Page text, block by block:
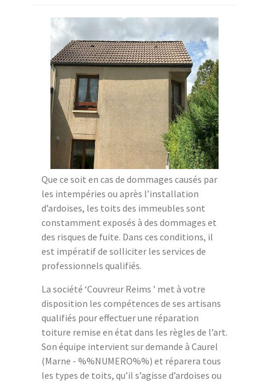
Que ce soit en cas de dommages causés par
les intempéries ou après l’installation
d’ardoises, les toits des immeubles sont
constamment exposés à des dommages et
des risques de fuite. Dans ces conditions, il
est impératif de solliciter les services de
professionnels qualifiés.
La société ‘Couvreur Reims ’ met à votre
disposition les compétences de ses artisans
qualifiés pour effectuer une réparation
toiture remise en état dans les règles de l’art.
Son équipe intervient sur demande à Caurel
(Marne - %%NUMERO%%) et réparera tous
les types de toits, qu’il s’agisse d’ardoises ou